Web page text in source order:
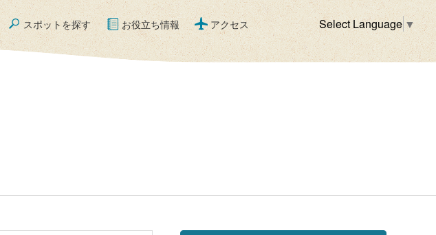
スポットを探す お役立ち情報 アクセス Select Language ▼